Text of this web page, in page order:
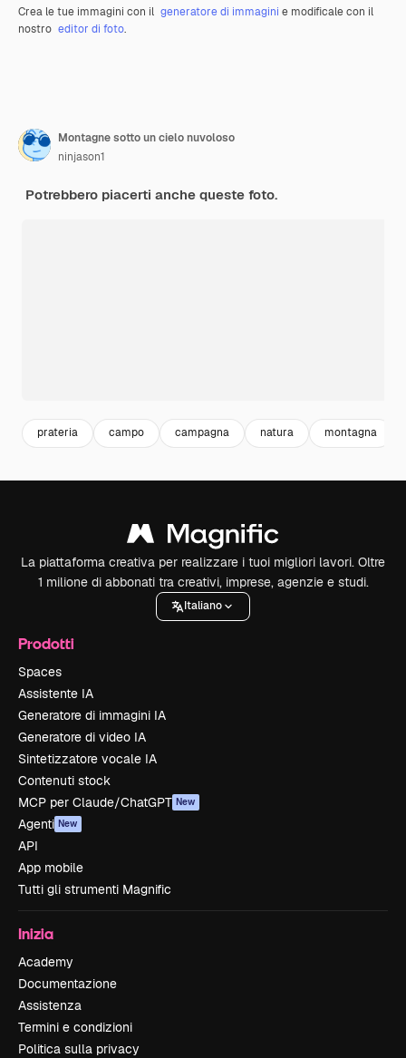
Crea le tue immagini con il generatore di immagini e modificale con il
nostro editor di foto.
Montagne sotto un cielo nuvoloso
ninjason1
Potrebbero piacerti anche queste foto.
prateria campo campagna natura montagna
La piattaforma creativa per realizzare i tuoi migliori lavori. Oltre
1 milione di abbonati tra creativi, imprese, agenzie e studi.
Italiano
Prodotti
Spaces
Assistente IA
Generatore di immagini IA
Generatore di video IA
Sintetizzatore vocale IA
Contenuti stock
MCP per Claude/ChatGPT New
Agenti New
API
App mobile
Tutti gli strumenti Magnific
Inizia
Academy
Documentazione
Assistenza
Termini e condizioni
Politica sulla privacy